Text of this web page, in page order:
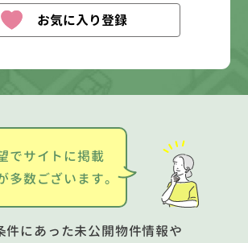
お気に入り登録
でサイトに掲載
多数ございます。
件にあった未公開物件情報や